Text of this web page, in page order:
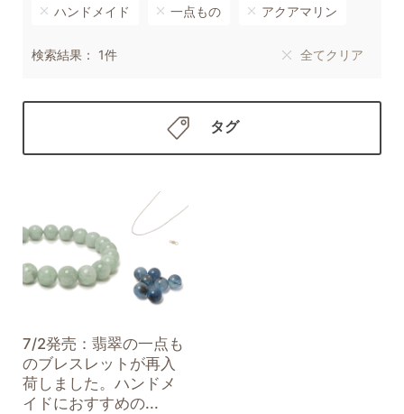
ハンドメイド 一点もの アクアマリン
検索結果： 1件 全てクリア
タグ
7/2発売：翡翠の一点も
のブレスレットが再入
荷しました。ハンドメ
イドにおすすめの...